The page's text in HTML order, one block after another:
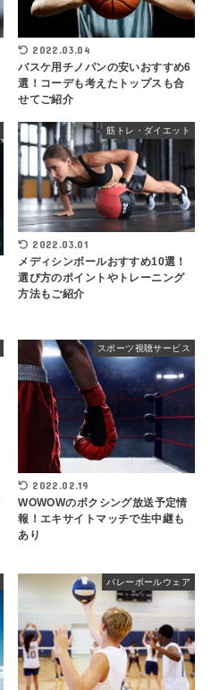
2022.03.04
バスケ用チノパンの安いおすすめ6
選！コーデも考えたトップスも合
せてご紹介
筋トレ・ダイエット
2022.03.01
メディシンボールおすすめ10選！
選び方のポイントやトレーニング
方法もご紹介
スポーツ視聴サービス
2022.02.19
WOWOWのボクシング放送予定情
報！エキサイトマッチで生中継も
あり
バレーボールウェア